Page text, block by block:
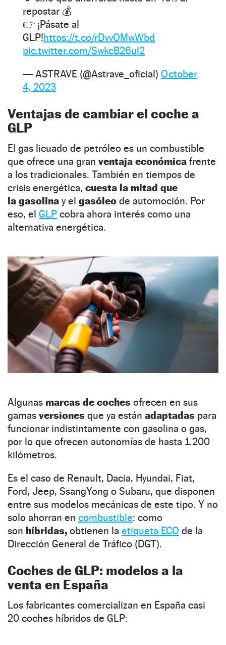
repostar 💰
👉 ¡Pásate al
GLP!https://t.co/rDvvOMwWbd
pic.twitter.com/SwkcB26ul2
— ASTRAVE (@Astrave_oficial) October
4, 2023
Ventajas de cambiar el coche a
GLP
El gas licuado de petróleo es un combustible
que ofrece una gran ventaja económica frente
a los tradicionales. También en tiempos de
crisis energética, cuesta la mitad que
la gasolina y el gasóleo de automoción. Por
eso, el GLP cobra ahora interés como una
alternativa energética.
Algunas marcas de coches ofrecen en sus
gamas versiones que ya están adaptadas para
funcionar indistintamente con gasolina o gas,
por lo que ofrecen autonomías de hasta 1.200
kilómetros.
Es el caso de Renault, Dacia, Hyundai, Fiat,
Ford, Jeep, SsangYong o Subaru, que disponen
entre sus modelos mecánicas de este tipo. Y no
solo ahorran en combustible: como
son híbridas, obtienen la etiqueta ECO de la
Dirección General de Tráfico (DGT).
Coches de GLP: modelos a la
venta en España
Los fabricantes comercializan en España casi
20 coches híbridos de GLP: